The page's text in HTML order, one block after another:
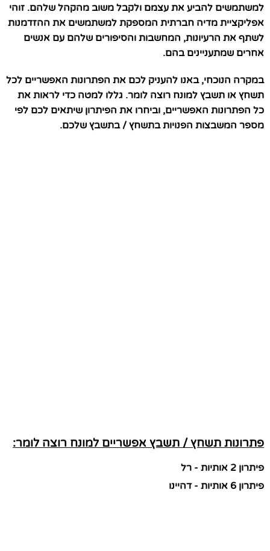
למשתמשים להביע את עצמם ולקבל משוב מהקהל שלהם. זוהי
אפליקציית מדיה חברתית המספקת למשתמשים את ההזדמנות
לשתף את הרעיונות, המחשבות והסיפורים שלהם עם אנשים
אחרים שמתעניינים בהם.
במקרה הנוכחי, באנו להעניק לכם את הפתרונות האפשריים לכל
תשחץ או תשבץ למונח רוצה לומר. גללו למטה כדי לראות את
כל הפתרונות האפשריים, וביחרו את הפיתרון שיתאים לכם לפי
מספר המשבצות הפנויות בתשחץ / בתשבץ שלכם.
פתרונות תשחץ / תשבץ אפשריים למונח רוצה לומר:
פיתרון 2 אותיות - רל
פיתרון 6 אותיות - דהיינו